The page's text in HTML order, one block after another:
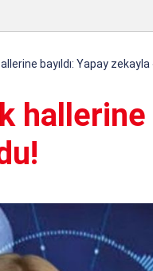
bayıldı: Yapay